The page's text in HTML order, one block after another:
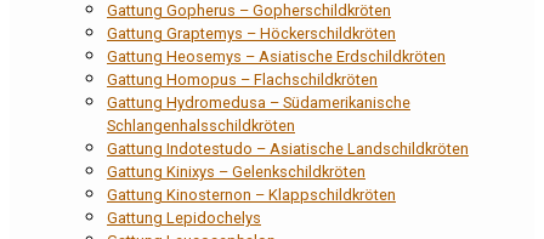
Gattung Gopherus – Gopherschildkröten
Gattung Graptemys – Höckerschildkröten
Gattung Heosemys – Asiatische Erdschildkröten
Gattung Homopus – Flachschildkröten
Gattung Hydromedusa – Südamerikanische
Schlangenhalsschildkröten
Gattung Indotestudo – Asiatische Landschildkröten
Gattung Kinixys – Gelenkschildkröten
Gattung Kinosternon – Klappschildkröten
Gattung Lepidochelys